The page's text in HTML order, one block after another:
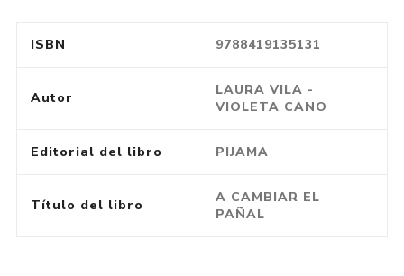
ISBN 9788419135131
Autor
LAURA VILA -
VIOLETA CANO
Editorial del libro PIJAMA
Título del libro
A CAMBIAR EL
PAÑAL